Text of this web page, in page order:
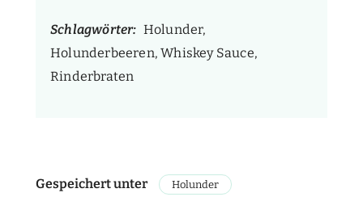
Schlagwörter: Holunder,
Holunderbeeren, Whiskey Sauce,
Rinderbraten
Gespeichert unter Holunder